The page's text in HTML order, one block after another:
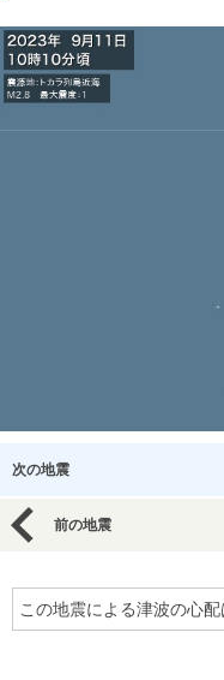
次の地震
前の地震
この地震による津波の心配